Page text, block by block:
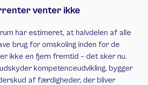
venter ikke
har estimeret, at halvdelen af alle
brug for omskoling inden for de
ikke en fjern fremtid – det sker nu.
kompetenceudvikling, bygger
af færdigheder, der bliver